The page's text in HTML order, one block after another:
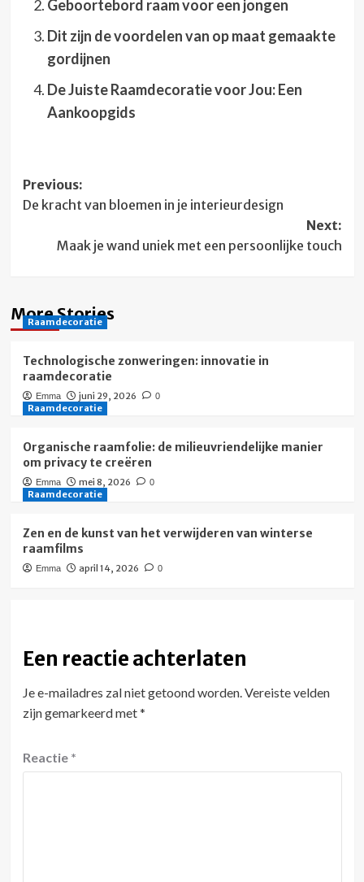
Geboortebord raam voor een jongen
Dit zijn de voordelen van op maat gemaakte
gordijnen
De Juiste Raamdecoratie voor Jou: Een
Aankoopgids
Post
navigation
Previous:
De kracht van bloemen in je interieurdesign
Next:
Maak je wand uniek met een persoonlijke touch
More Stories
Raamdecoratie
Technologische zonweringen: innovatie in
raamdecoratie
Emma juni 29, 2026 0
Raamdecoratie
Organische raamfolie: de milieuvriendelijke manier
om privacy te creëren
Emma mei 8, 2026 0
Raamdecoratie
Zen en de kunst van het verwijderen van winterse
raamfilms
Emma april 14, 2026 0
Een reactie achterlaten
Je e-mailadres zal niet getoond worden. Vereiste velden
zijn gemarkeerd met*
Reactie *